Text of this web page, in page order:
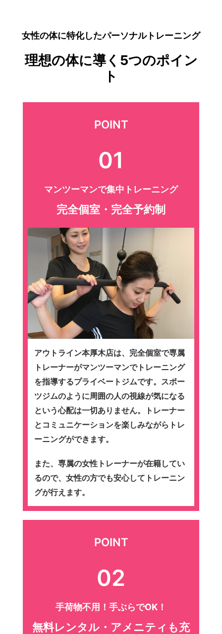
女性の体に特化したパーソナルトレーニング
理想の体に導く5つのポイン
ト
POINT
01
マンツーマンで集中トレーニング
完全個室・完全予約制
アウトライン本厚木店は、完全個室で専属
トレーナーがマンツーマンでトレーニング
を指導するプライベートジムです。スポー
ツジムのように周囲の人の視線が気になる
という心配は一切ありません。トレーナー
とコミュニケーションを楽しみながらトレ
ーニングができます。
また、専属の女性トレーナーが在籍してい
るので、女性の方でも安心してトレーニン
グが行えます。
POINT
02
手荷物不用！手ぶらでOK！
無料レンタル・アメニティも充